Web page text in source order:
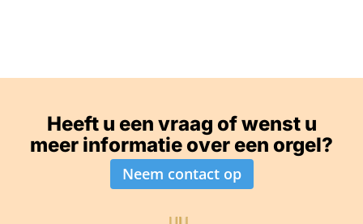
Heeft u een vraag of wenst u
meer informatie over een orgel?
Neem contact op